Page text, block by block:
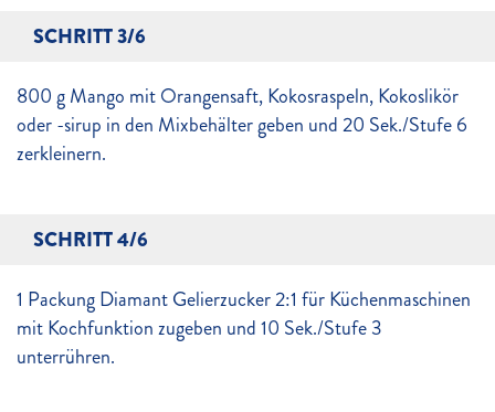
SCHRITT 3/6
800 g Mango mit Orangensaft, Kokosraspeln, Kokoslikör
oder -sirup in den Mixbehälter geben und 20 Sek./Stufe 6
zerkleinern.
SCHRITT 4/6
1 Packung Diamant Gelierzucker 2:1 für Küchenmaschinen
mit Kochfunktion zugeben und 10 Sek./Stufe 3
unterrühren.